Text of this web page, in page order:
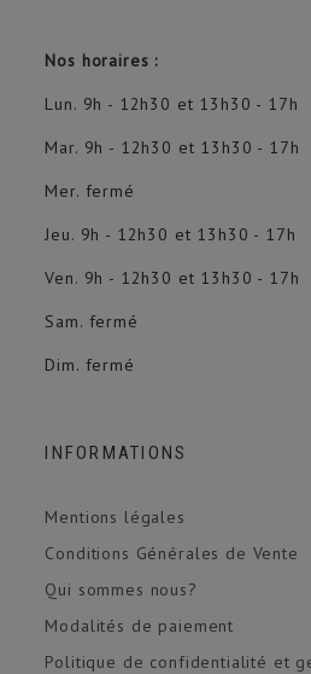
Nos horaires :
Lun. 9h - 12h30 et 13h30 - 17h
Mar. 9h - 12h30 et 13h30 - 17h
Mer. fermé
Jeu. 9h - 12h30 et 13h30 - 17h
Ven. 9h - 12h30 et 13h30 - 17h
Sam. fermé
Dim. fermé
INFORMATIONS
Mentions légales
Conditions Générales de Vente
Qui sommes nous?
Modalités de paiement
Politique de confidentialité et